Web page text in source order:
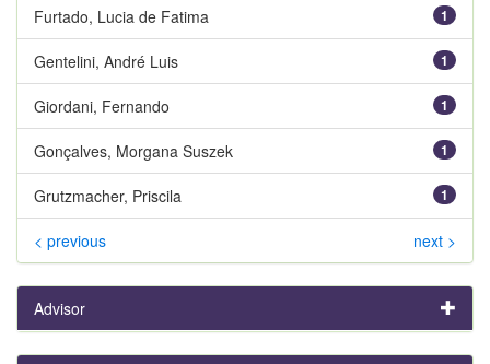
1
Furtado, Lucia de Fatima
1
Gentelini, André Luis
1
Giordani, Fernando
1
Gonçalves, Morgana Suszek
1
Grutzmacher, Priscila
< previous next >
Advisor